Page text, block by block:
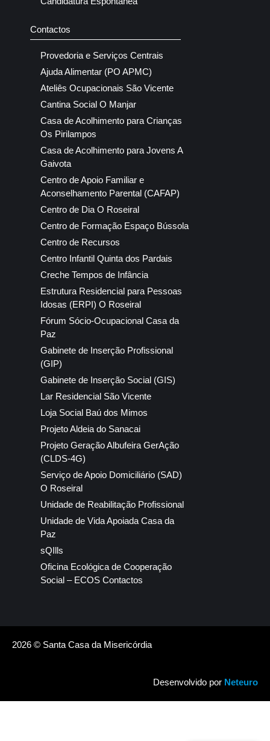
Contactos
Provedoria e Serviços Centrais
Ajuda Alimentar (PO APMC)
Ateliês Ocupacionais São Vicente
Cantina Social O Manjar
Casa de Acolhimento para Crianças
Os Pirilampos
Casa de Acolhimento para Jovens A
Gaivota
Centro de Apoio Familiar e
Aconselhamento Parental (CAFAP)
Centro de Dia O Roseiral
Centro de Formação Espaço Bússola
Centro de Recursos
Centro Infantil Quinta dos Pardais
Creche Tempos de Infância
Estrutura Residencial para Pessoas
Idosas (ERPI) O Roseiral
Fórum Sócio-Ocupacional Casa da
Paz
Gabinete de Inserção Profissional
(GIP)
Gabinete de Inserção Social (GIS)
Lar Residencial São Vicente
Loja Social Baú dos Mimos
Projeto Aldeia do Sanacai
Projeto Geração Albufeira GerAção
(CLDS-4G)
Serviço de Apoio Domiciliário (SAD)
O Roseiral
Unidade de Reabilitação Profissional
Unidade de Vida Apoiada Casa da
Paz
sQIlls
Oficina Ecológica de Cooperação
Social – ECOS Contactos
2026 © Santa Casa da Misericórdia
Desenvolvido por Neteuro